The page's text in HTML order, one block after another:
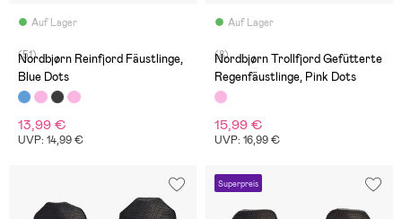
Auf Lager
(51)
Nordbjørn Reinfjord Fäustlinge,
Blue Dots
13,99 €
UVP: 14,99 €
Auf Lager
(8)
Nordbjørn Trollfjord Gefütterte
Regenfäustlinge, Pink Dots
15,99 €
UVP: 16,99 €
Superpreis